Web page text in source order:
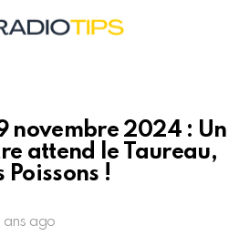
novembre 2024 : Un
attend le Taureau,
Poissons !
ans ago